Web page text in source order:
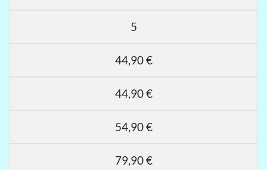
5
44,90 €
44,90 €
54,90 €
79,90 €